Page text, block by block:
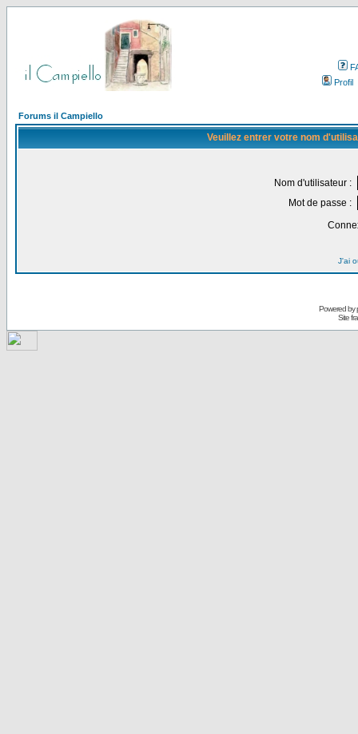
Profil
Forums il Campiello
Veuillez entrer votre nom
Nom d'utilisateur :
Mot de passe :
J'ai
Powered by
Site